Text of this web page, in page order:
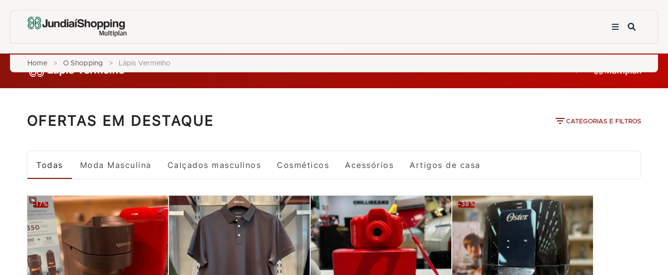
Home > O Shopping > Lápis Vermelho
OFERTAS EM DESTAQUE CATEGORIAS E FILTROS
Todas Moda Masculina Calçados masculinos Cosméticos Acessórios Artigos de casa
-17% -38%